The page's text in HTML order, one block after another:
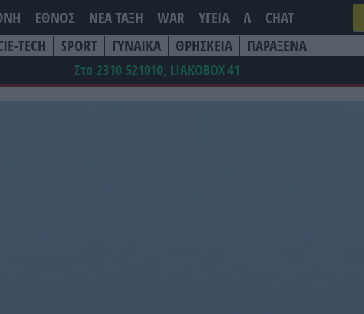
ΕΘΝΟΣ ΝΕΑ ΤΆΞΗ WAR ΥΓΕΙΑ Λ CHAT
TECH SPORT ΓΥΝΑΙΚΑ ΘΡΗΣΚΕΙΑ ΠΑΡΑΞΕΝΑ
Στο 2310 521010, LIAKOBOX41